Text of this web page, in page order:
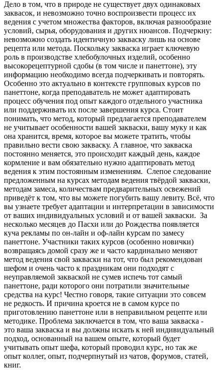
Дело в том, что в природе не существует двух одинаковых
заквасок, и невозможно точно воспроизвести процесс их
ведения с учетом множества факторов, включая разнообразие
условий, сырья, оборудования и других нюансов. Подчеркну:
невозможно создать идентичную закваску лишь на основе
рецепта или метода. Поскольку закваска играет ключевую
роль в производстве хлебобулочных изделий, особенно
высокорецептурной сдобы (в том числе и панеттоне), эту
информацию необходимо всегда подчеркивать и повторять.
Особенно это актуально в контексте групповых курсов по
панеттоне, когда преподаватель не может адаптировать
процесс обучения под опыт каждого отдельного участника
или поддерживать их после завершения курса. Стоит
понимать, что метод, который предлагается преподавателем
не учитывает особенности вашей закваски, вашу муку и как
она хранится, время, которое вы можете тратить, чтобы
правильно вести свою закваску. А главное, что закваска
постоянно меняется, это происходит каждый день, каждое
кормление и вам обязательно нужно адаптировать метод
ведения к этим постоянным изменениям. Слепое следование
предложенным на курсах методам ведения твёрдой закваски,
методам замеса, количествам предварительных освежений
приведёт к том, что вы можете погубить вашу левиту. Всё, что
вы узнаете требует адаптации и интерпретации в зависимости
от ваших индивидуальных условий и от вашей закваски. За
несколько месяцев до Пасхи или до Рождества появляется
куча рекламы по он-лайн и оф-лайн курсам по замесу
панеттоне. Участники таких курсов (особенно новички)
возвращаясь домой сразу же и часто кардинально меняют
метод ведения свой закваски на тот, что был рекомендован
шефом и очень часто к праздникам они подходят с
неуправляемой закваской не сумев испечь тот самый
панеттоне, ради которого они потратили значительные
средства на курс! Честно говоря, такие ситуации это совсем
не редкость. И причина кроется не в самом курсе по
приготовлению панеттоне или в неправильном рецепте или
методике. Проблема заключается в том, что ваша закваска -
это ваша закваска и вы должны искать к ней индивидуальный
подход, основанный на вашем опыте, который будет
учитывать опыт шефа, который проводил курс, но так же
опыт коллег, опыт, подчерпнутый из чатов, форумов, статей,
книг.